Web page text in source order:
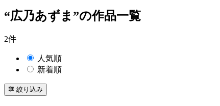
“広乃あずま”の作品一覧
2件
人気順
新着順
絞り込み